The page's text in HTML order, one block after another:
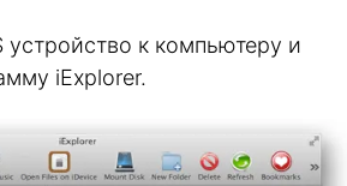
устройство к компьютеру и
iExplorer.